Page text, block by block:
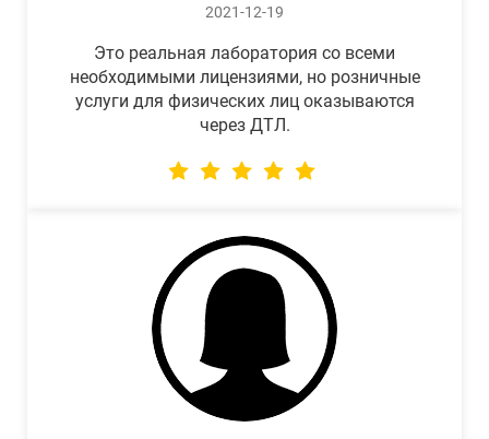
2021-12-19
Это реальная лаборатория со всеми
необходимыми лицензиями, но розничные
услуги для физических лиц оказываются
через ДТЛ.